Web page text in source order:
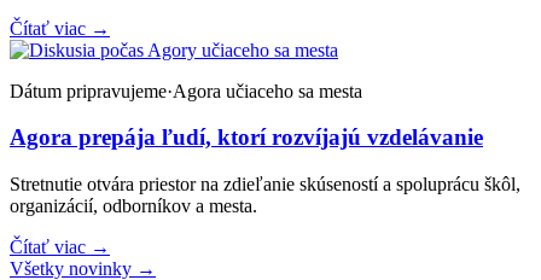
Čítať viac →
Dátum pripravujeme·Agora učiaceho sa mesta
Agora prepája ľudí, ktorí rozvíjajú vzdelávanie
Stretnutie otvára priestor na zdieľanie skúseností a spoluprácu škôl,
organizácií, odborníkov a mesta.
Čítať viac →
Všetky novinky →